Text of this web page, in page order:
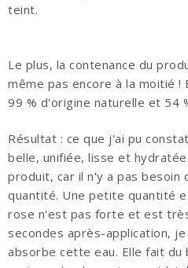
teint.
Le plus, la contenance du
même pas encore à la moitié !
99 % d'origine naturelle et 54
Résultat : ce que j'ai pu
belle, unifiée, lisse et hydratée.
produit, car il n'y a pas besoin
quantité. Une petite quantité
rose n'est pas forte et est
secondes après-application,
absorbe cette eau. Elle fait du